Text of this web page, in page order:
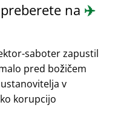
na ✈️
saboter zapustil
pred božičem
v
korupcijo